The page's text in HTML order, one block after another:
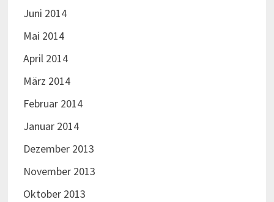
Juni 2014
Mai 2014
April 2014
März 2014
Februar 2014
Januar 2014
Dezember 2013
November 2013
Oktober 2013